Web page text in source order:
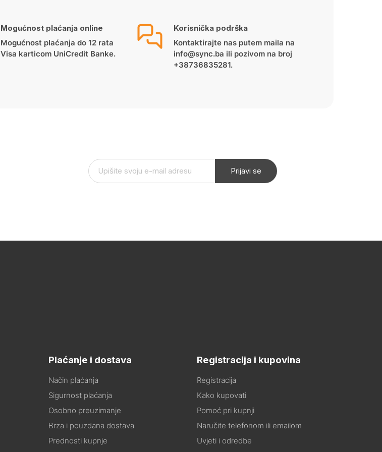
Mogućnost plaćanja online
Mogućnost plaćanja do 12 rata
Visa karticom UniCredit Banke.
Korisnička podrška
Kontaktirajte nas putem maila na
info@sync.ba ili pozivom na broj
+38736835281.
Prijavi se
Plaćanje i dostava
Način plaćanja
Sigurnost plaćanja
Osobno preuzimanje
Brza i pouzdana dostava
Prednosti kupnje
Registracija i kupovina
Registracija
Kako kupovati
Pomoć pri kupnji
Naručite telefonom ili emailom
Uvjeti i odredbe